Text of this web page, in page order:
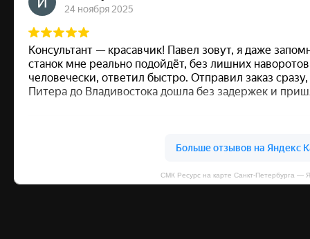
СМК Ресурс на карте Санкт‑Петербурга —